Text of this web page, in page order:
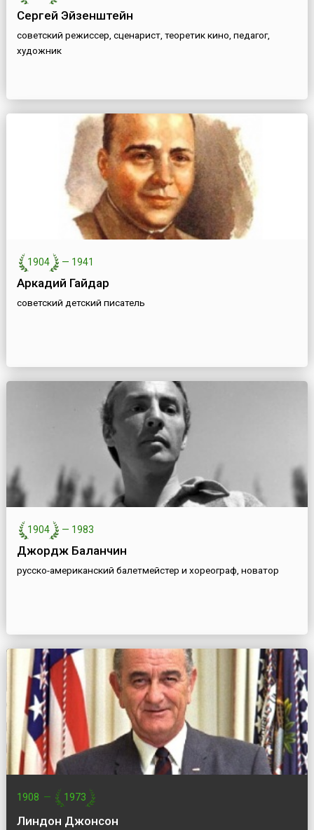
Сергей Эйзенштейн
советский режиссер, сценарист, теоретик кино, педагог,
художник
1904 — 1941
Аркадий Гайдар
советский детский писатель
1904 — 1983
Джордж Баланчин
русско-американский балетмейстер и хореограф, новатор
1908 — 1973
Линдон Джонсон